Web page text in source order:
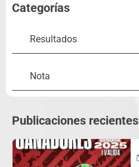
Categorías
Resultados
Nota
Publicaciones recientes